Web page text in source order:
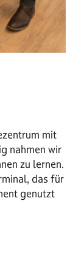
mit
nahmen wir
zu lernen.
das für
genutzt